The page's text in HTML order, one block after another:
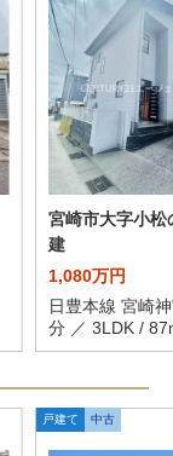
宮崎市大字小松
建
1,080万円
日豊本線 宮崎
分 ／ 3LDK /
戸建て 中古